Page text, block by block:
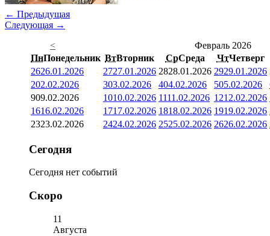
← Предыдущая
Следующая →
<
Февраль 2026
ПнПонедельник ВтВторник СрСреда ЧтЧетверг
2626.01.2026 2727.01.2026 2828.01.2026 2929.01.2026
202.02.2026 303.02.2026 404.02.2026 505.02.2026
909.02.2026 1010.02.2026 1111.02.2026 1212.02.2026
1616.02.2026 1717.02.2026 1818.02.2026 1919.02.2026
2323.02.2026 2424.02.2026 2525.02.2026 2626.02.2026
Сегодня
Сегодня нет событий
Скоро
11
Августа